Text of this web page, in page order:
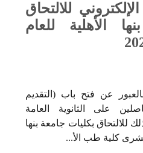
للالتحاق
الأهلية للعام
عن فتح باب (التقديم
على الثانوية العامة
(٢٠٢٢ / ٢٠٢٣) وذلك للالتحاق بكليات جامعة بنها
كلية طب الأ...